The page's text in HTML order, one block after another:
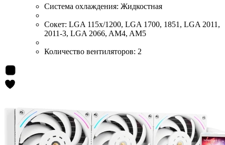
Система охлаждения: Жидкостная
Сокет: LGA 115x/1200, LGA 1700, 1851, LGA 2011,
2011-3, LGA 2066, AM4, AM5
Количество вентиляторов: 2